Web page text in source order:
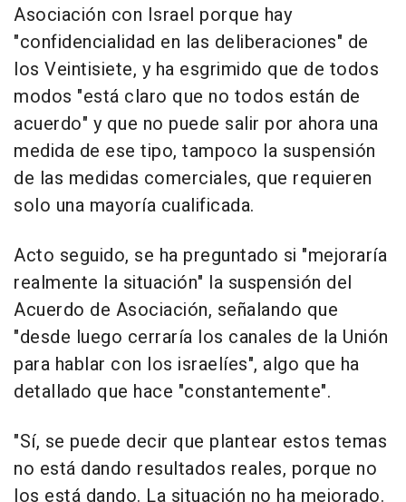
Asociación con Israel porque hay
"confidencialidad en las deliberaciones" de
los Veintisiete, y ha esgrimido que de todos
modos "está claro que no todos están de
acuerdo" y que no puede salir por ahora una
medida de ese tipo, tampoco la suspensión
de las medidas comerciales, que requieren
solo una mayoría cualificada.
Acto seguido, se ha preguntado si "mejoraría
realmente la situación" la suspensión del
Acuerdo de Asociación, señalando que
"desde luego cerraría los canales de la Unión
para hablar con los israelíes", algo que ha
detallado que hace "constantemente".
"Sí, se puede decir que plantear estos temas
no está dando resultados reales, porque no
los está dando. La situación no ha mejorado.